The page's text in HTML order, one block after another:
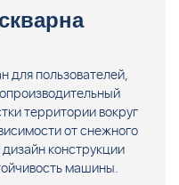
для пользователей,
территории вокруг
от снежного
конструкции
машины.